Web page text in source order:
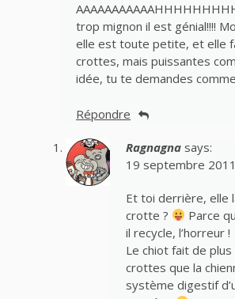
trop mignon il est génial!!!!
elle est toute petite, et elle
crottes, mais puissantes
idée, tu te demandes
Répondre
Ragnagna says:
19 septembre
Et toi derrière, elle
crotte ?
Parce
il recycle, l’horreur !
Le chiot fait de
crottes que la
système digestif